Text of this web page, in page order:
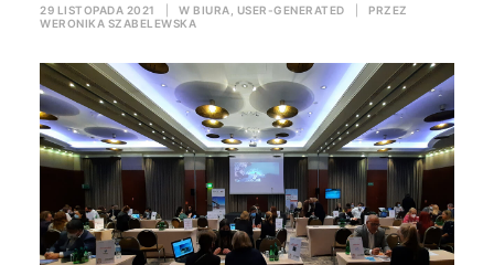
Rok Kobiet
Wasze Podróże
Wyszukiwanie
29 LISTOPADA 2021 W BIURA USER-GENERATED
PRZEZ
WERONIKA SZABELEWSKA